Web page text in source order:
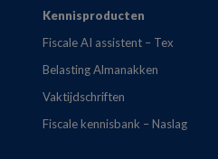
Kennisproducten
Fiscale AI assistent – Tex
Belasting Almanakken
Vaktijdschriften
Fiscale kennisbank – Naslag